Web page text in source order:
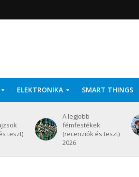
ELEKTRONIKA SMART THINGS
teszt)
A legjobb
fémfestékek
(recenziók és teszt)
2026